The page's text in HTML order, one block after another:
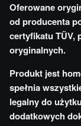
Oferowane
od producenta
certyfikatu TÜV,
oryginalnych.
Produkt jest
spełnia
legalny do
dodatkowych